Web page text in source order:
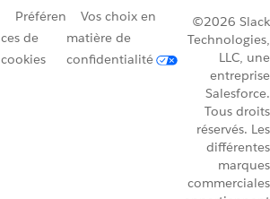
Préféren
ces de
cookies
Vos choix en
matière de
confidentialité
©2026 Slack
Technologies,
LLC, une
entreprise
Salesforce.
Tous droits
réservés. Les
différentes
marques
commerciales